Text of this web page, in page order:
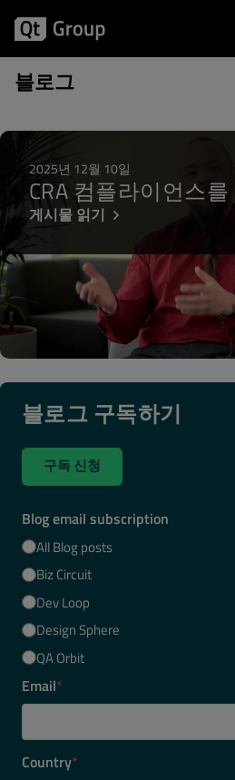
블로그
게시물 카테고리:
2025년 12월 10일
CRA 컴플라이언스
게시물 읽기
블로그 구독하기
구독 신청
Blog email subscription
All Blog posts
Biz Circuit
Dev Loop
Design Sphere
QA Orbit
Email*
Country*